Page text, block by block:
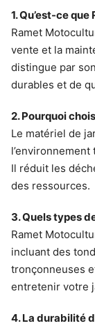
1. Qu’est-ce
Ramet
vente et la
distingue par
durables et de
2. Pourquoi
Le matériel de
Il réduit les
des ressources.
3. Quels types
Ramet
incluant des
tronçonneuses
entretenir votre
4. La durabilité